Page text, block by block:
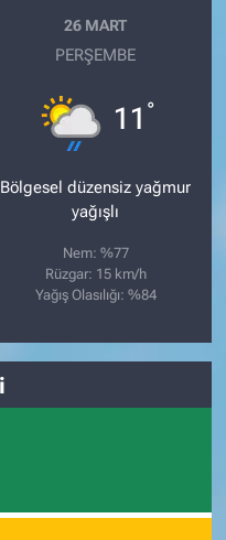
26 MART
PERŞEMBE
11 °
Bölgesel düzensiz yağmur
yağışlı
Nem: %77
Rüzgar: 15 km/h
Yağış Olasılığı: %84